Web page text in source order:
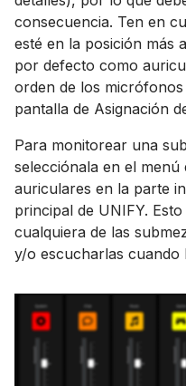
consecuencia. Ten en
esté en la posición más
por defecto como
orden de los
pantalla de Asignación
Para monitorear una
selecciónala en el menú
auriculares en la parte
principal de UNIFY.
cualquiera de las
y/o escucharlas cuando